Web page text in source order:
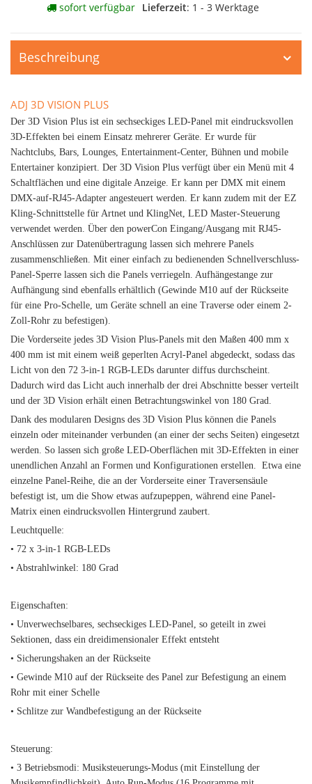
sofort verfügbar Lieferzeit: 1 - 3 Werktage
Beschreibung
ADJ 3D VISION PLUS
Der 3D Vision Plus ist ein sechseckiges LED-Panel mit eindrucksvollen
3D-Effekten bei einem Einsatz mehrerer Geräte. Er wurde für
Nachtclubs, Bars, Lounges, Entertainment-Center, Bühnen und mobile
Entertainer konzipiert. Der 3D Vision Plus verfügt über ein Menü mit 4
Schaltflächen und eine digitale Anzeige. Er kann per DMX mit einem
DMX-auf-RJ45-Adapter angesteuert werden. Er kann zudem mit der EZ
Kling-Schnittstelle für Artnet und KlingNet, LED Master-Steuerung
verwendet werden. Über den powerCon Eingang/Ausgang mit RJ45-
Anschlüssen zur Datenübertragung lassen sich mehrere Panels
zusammenschließen. Mit einer einfach zu bedienenden Schnellverschluss-
Panel-Sperre lassen sich die Panels verriegeln. Aufhängestange zur
Aufhängung sind ebenfalls erhältlich (Gewinde M10 auf der Rückseite
für eine Pro-Schelle, um Geräte schnell an eine Traverse oder einem 2-
Zoll-Rohr zu befestigen).
Die Vorderseite jedes 3D Vision Plus-Panels mit den Maßen 400 mm x
400 mm ist mit einem weiß geperlten Acryl-Panel abgedeckt, sodass das
Licht von den 72 3-in-1 RGB-LEDs darunter diffus durchscheint.
Dadurch wird das Licht auch innerhalb der drei Abschnitte besser verteilt
und der 3D Vision erhält einen Betrachtungswinkel von 180 Grad.
Dank des modularen Designs des 3D Vision Plus können die Panels
einzeln oder miteinander verbunden (an einer der sechs Seiten) eingesetzt
werden. So lassen sich große LED-Oberflächen mit 3D-Effekten in einer
unendlichen Anzahl an Formen und Konfigurationen erstellen. Etwa eine
einzelne Panel-Reihe, die an der Vorderseite einer Traversensäule
befestigt ist, um die Show etwas aufzupeppen, während eine Panel-
Matrix einen eindrucksvollen Hintergrund zaubert.
Leuchtquelle:
• 72 x 3-in-1 RGB-LEDs
• Abstrahlwinkel: 180 Grad
Eigenschaften:
• Unverwechselbares, sechseckiges LED-Panel, so geteilt in zwei
Sektionen, dass ein dreidimensionaler Effekt entsteht
• Sicherungshaken an der Rückseite
• Gewinde M10 auf der Rückseite des Panel zur Befestigung an einem
Rohr mit einer Schelle
• Schlitze zur Wandbefestigung an der Rückseite
Steuerung:
• 3 Betriebsmodi: Musiksteuerungs-Modus (mit Einstellung der